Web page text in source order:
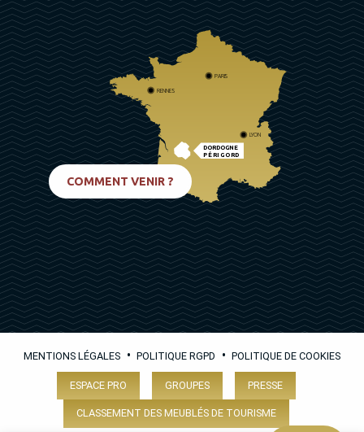
DORDOGNE
PÉRIGORD
PARIS
RENNES
LYON
COMMENT VENIR ?
MENTIONS LÉGALES • POLITIQUE RGPD • POLITIQUE DE COOKIES
ESPACE PRO GROUPES PRESSE
CLASSEMENT DES MEUBLÉS DE TOURISME